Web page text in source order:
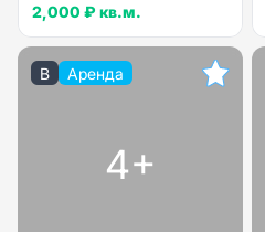
2,000 ₽ кв.м.
B Аренда
4+